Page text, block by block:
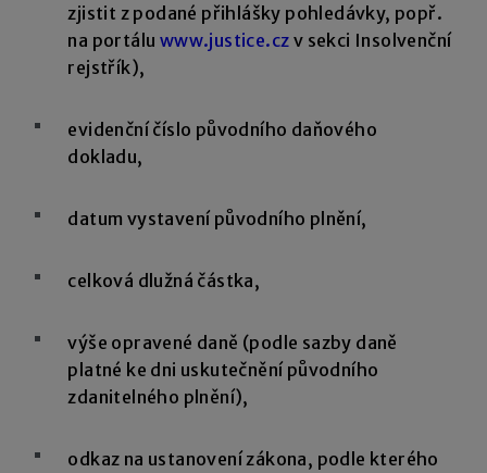
zjistit z podané přihlášky pohledávky, popř.
na portálu www.justice.cz v sekci Insolvenční
rejstřík),
evidenční číslo původního daňového
dokladu,
datum vystavení původního plnění,
celková dlužná částka,
výše opravené daně (podle sazby daně
platné ke dni uskutečnění původního
zdanitelného plnění),
odkaz na ustanovení zákona, podle kterého